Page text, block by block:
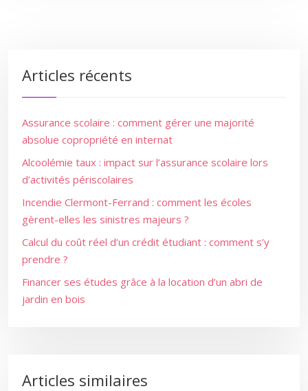
Articles récents
Assurance scolaire : comment gérer une majorité
absolue copropriété en internat
Alcoolémie taux : impact sur l’assurance scolaire lors
d’activités périscolaires
Incendie Clermont-Ferrand : comment les écoles
gèrent-elles les sinistres majeurs ?
Calcul du coût réel d’un crédit étudiant : comment s’y
prendre ?
Financer ses études grâce à la location d’un abri de
jardin en bois
Articles similaires